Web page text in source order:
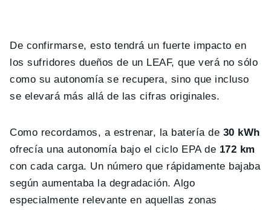
De confirmarse, esto tendrá un fuerte impacto en
los sufridores dueños de un LEAF, que verá no sólo
como su autonomía se recupera, sino que incluso
se elevará más allá de las cifras originales.
Como recordamos, a estrenar, la batería de 30 kWh
ofrecía una autonomía bajo el ciclo EPA de 172 km
con cada carga. Un número que rápidamente bajaba
según aumentaba la degradación. Algo
especialmente relevante en aquellas zonas